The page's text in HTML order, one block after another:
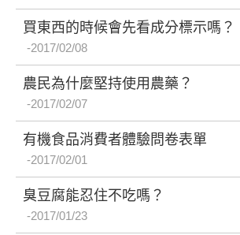
買東西的時候會先看成分標示嗎？
2017/02/08
農民為什麼堅持使用農藥？
2017/02/07
有機食品消費者體驗問卷表單
2017/02/01
臭豆腐能忍住不吃嗎？
2017/01/23